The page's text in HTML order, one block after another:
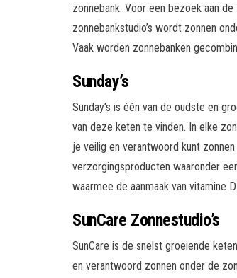
zonnebank. Voor een bezoek aan
zonnebankstudio’s wordt zonnen
Vaak worden zonnebanken
Sunday’s
Sunday’s is één van de oudste en
van deze keten te vinden. In elke
je veilig en verantwoord kunt
verzorgingsproducten waaronder
waarmee de aanmaak van vitamine
SunCare Zonnestudio’s
SunCare is de snelst groeiende
en verantwoord zonnen onder de